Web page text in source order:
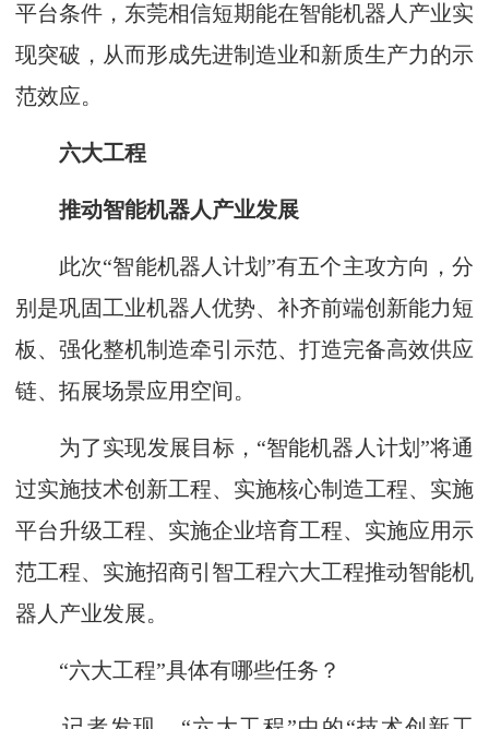
平台条件，东莞相信短期能在智能机器人产业实
现突破，从而形成先进制造业和新质生产力的示
范效应。
六大工程
推动智能机器人产业发展
此次“智能机器人计划”有五个主攻方向，分
别是巩固工业机器人优势、补齐前端创新能力短
板、强化整机制造牵引示范、打造完备高效供应
链、拓展场景应用空间。
为了实现发展目标，“智能机器人计划”将通
过实施技术创新工程、实施核心制造工程、实施
平台升级工程、实施企业培育工程、实施应用示
范工程、实施招商引智工程六大工程推动智能机
器人产业发展。
“六大工程”具体有哪些任务？